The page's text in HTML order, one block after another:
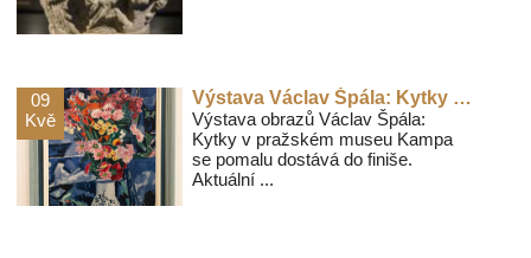
09
Kvě
Výstava Václav Špála: Kytky v posledním týdnu s delší návštěvní dobou
Výstava obrazů Václav Špála:
Kytky v pražském museu Kampa
se pomalu dostává do finiše.
Aktuální ...